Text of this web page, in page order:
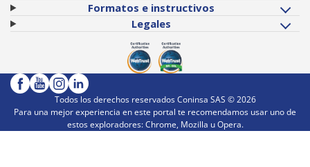
Formatos e instructivos
Legales
Todos los derechos reservados Coninsa SAS ©2026
Para una mejor experiencia en este portal te recomendamos usar uno de
estos exploradores: Chrome, Mozilla u Opera.